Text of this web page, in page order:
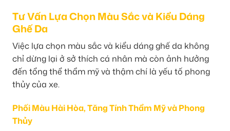
Tư Vấn Lựa Chọn Màu Sắc và Kiểu Dáng
Ghế Da
Việc lựa chọn màu sắc và kiểu dáng ghế da không
chỉ dừng lại ở sở thích cá nhân mà còn ảnh hưởng
đến tổng thể thẩm mỹ và thậm chí là yếu tố phong
thủy của xe.
Phối Màu Hài Hòa, Tăng Tính Thẩm Mỹ và Phong
Thủy